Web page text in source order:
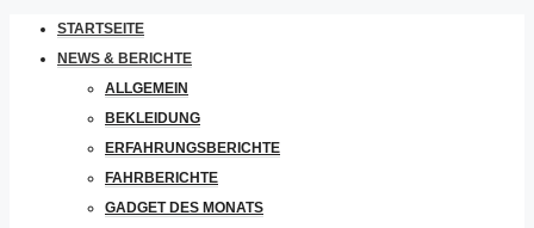
STARTSEITE
NEWS & BERICHTE
ALLGEMEIN
BEKLEIDUNG
ERFAHRUNGSBERICHTE
FAHRBERICHTE
GADGET DES MONATS